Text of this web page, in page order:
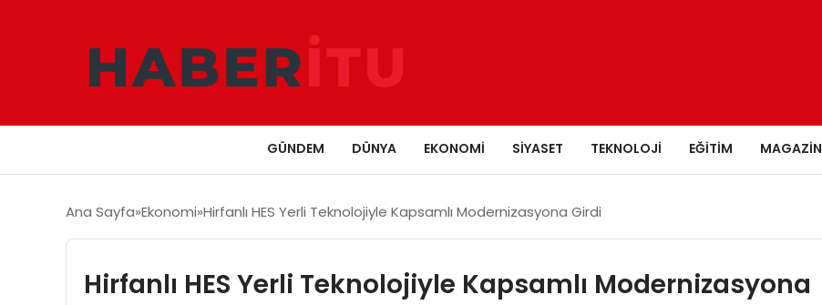
GÜNDEM DÜNYA EKONOMI SIYASET TEKNOLOJI EĞITIM MAGAZIN
Ana Sayfa Ekonomi Hirfanlı HES Yerli Teknolojiyle Kapsamlı Modernizasyona Girdi
Hirfanlı HES Yerli Teknolojiyle Kapsamlı Modernizasyona